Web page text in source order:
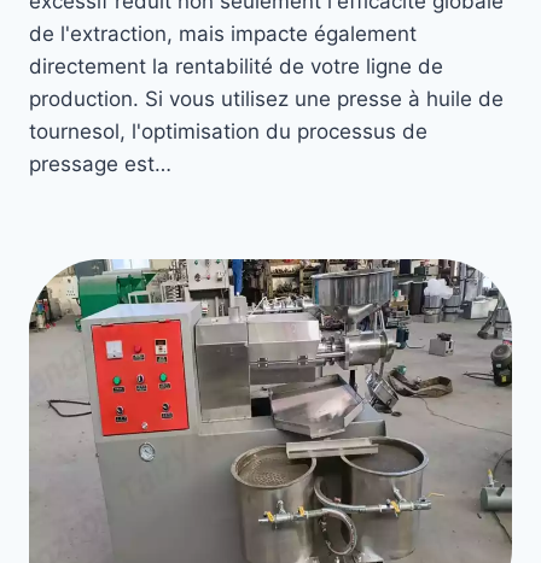
de l'extraction, mais impacte également
directement la rentabilité de votre ligne de
production. Si vous utilisez une presse à huile de
tournesol, l'optimisation du processus de
pressage est…